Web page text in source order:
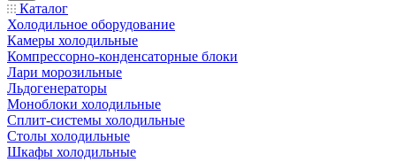
Каталог
Холодильное оборудование
Камеры холодильные
Компрессорно-конденсаторные блоки
Лари морозильные
Льдогенераторы
Моноблоки холодильные
Сплит-системы холодильные
Столы холодильные
Шкафы холодильные